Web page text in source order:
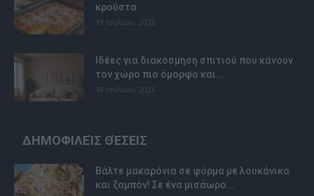
κρούστα
19 Ιουλίου, 2026
Ιδέες για διακόσμηση σπιτιού που κάνουν
τον χώρο πιο όμορφο και...
18 Ιουλίου, 2026
ΔΗΜΟΦΙΛΕΊΣ ΘΈΣΕΙΣ
Βάλτε μακαρόνια σε φόρμα με λουκάνικα
και ζαμπόν! Σε ένα μισάωρο...